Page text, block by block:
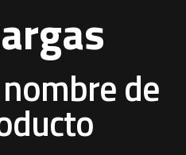
de